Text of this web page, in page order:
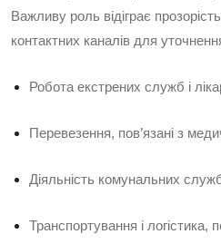
Важливу роль відіграє прозорість
контактних каналів для
Робота екстрених служб і
Перевезення, пов’язані з
Діяльність комунальних
Транспортування і логістика,